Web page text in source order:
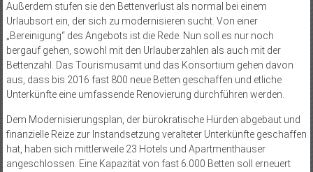
Außerdem stufen sie den Bettenverlust als normal bei einem
Urlaubsort ein, der sich zu modernisieren sucht. Von einer
„Bereinigung“ des Angebots ist die Rede. Nun soll es nur noch
bergauf gehen, sowohl mit den Urlauberzahlen als auch mit der
Bettenzahl. Das Tourismusamt und das Konsortium gehen davon
aus, dass bis 2016 fast 800 neue Betten geschaffen und etliche
Unterkünfte eine umfassende Renovierung durchführen werden.
Dem Modernisierungsplan, der bürokratische Hürden abgebaut und
finanzielle Reize zur Instandsetzung veralteter Unterkünfte geschaffen
hat, haben sich mittlerweile 23 Hotels und Apartmenthäuser
angeschlossen. Eine Kapazität von fast 6.000 Betten soll erneuert